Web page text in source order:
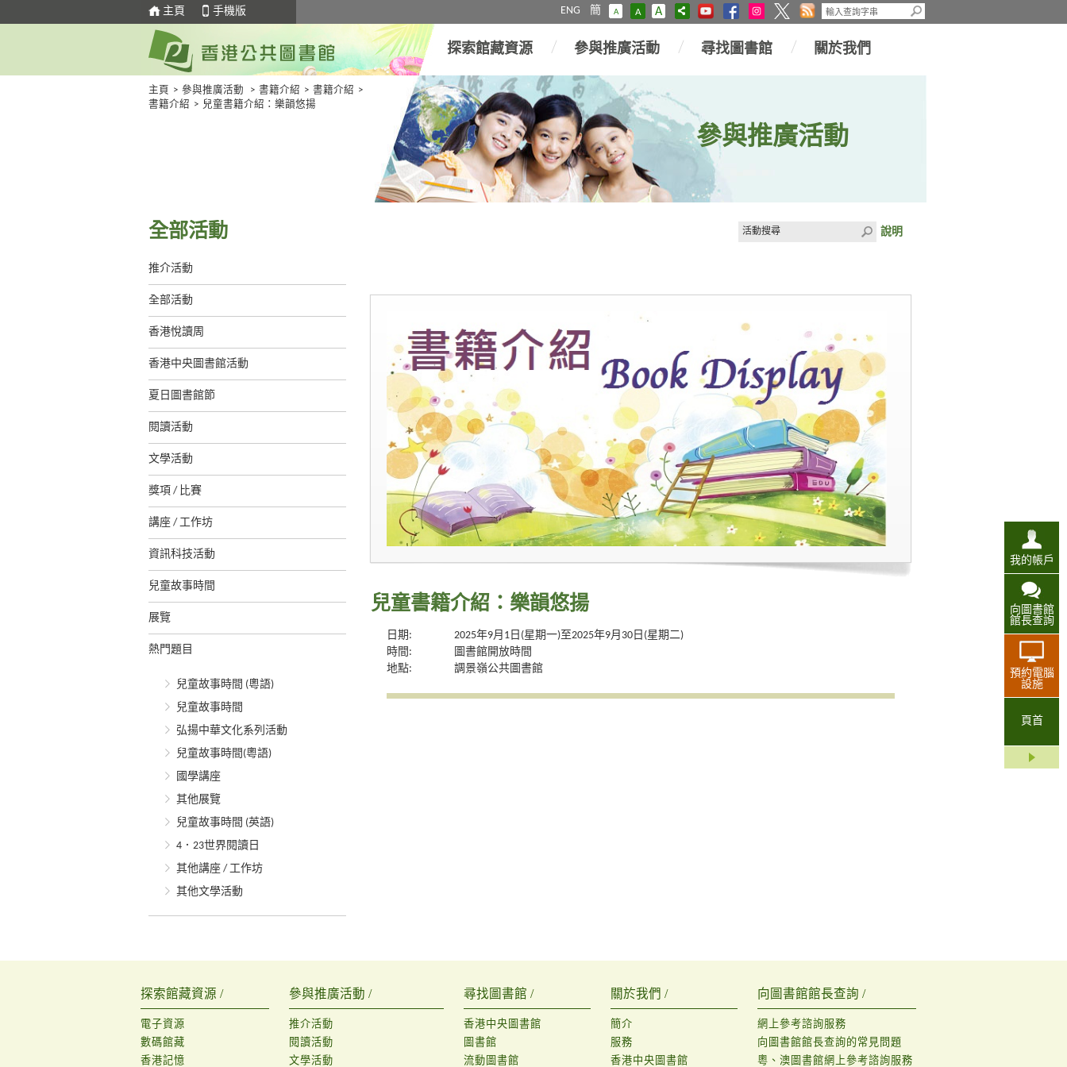
主頁 手機版 ENG 簡 A A A
我的帳戶
向圖書館
館長查詢
預約電腦
設施
頁首
探索館藏資源 參與推廣活動 尋找圖書館 關於我們
主頁 > 參與推廣活動 > 書籍介紹 > 書籍介紹 >
書籍介紹 > 兒童書籍介紹：樂韻悠揚
參與推廣活動
全部活動
推介活動
全部活動
香港悅讀周
香港中央圖書館活動
夏日圖書館節
閱讀活動
文學活動
獎項 / 比賽
講座 / 工作坊
資訊科技活動
兒童故事時間
展覽
熱門題目
兒童故事時間 (粵語)
兒童故事時間
弘揚中華文化系列活動
兒童故事時間(粵語)
國學講座
其他展覽
兒童故事時間 (英語)
4．23世界閱讀日
其他講座 / 工作坊
其他文學活動
說明
兒童書籍介紹：樂韻悠揚
日期:
2025年9月1日(星期一)至2025年9月30日(星期二)
時間:
圖書館開放時間
地點:
調景嶺公共圖書館
探索館藏資源 /
電子資源
數碼館藏
香港記憶
參與推廣活動 /
推介活動
閱讀活動
文學活動
尋找圖書館 /
香港中央圖書館
圖書館
流動圖書館
關於我們 /
簡介
服務
香港中央圖書館
向圖書館館長查詢 /
網上參考諮詢服務
向圖書館館長查詢的常見問題
粵、澳圖書館網上參考諮詢服務